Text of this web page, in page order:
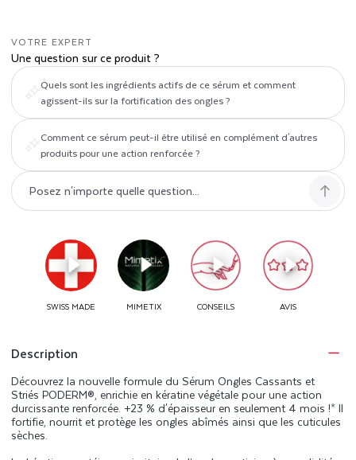
VOTRE EXPERT
Une question sur ce produit ?
Quels sont les ingrédients actifs de ce sérum et comment
agissent-ils sur la fortification des ongles ?
Comment ce sérum peut-il être utilisé en complément d'autres
produits pour une action renforcée ?
Description
Découvrez la nouvelle formule du Sérum Ongles Cassants et
Striés PODERM®, enrichie en kératine végétale pour une action
durcissante renforcée. +23 % d'épaisseur en seulement 4 mois !* Il
fortifie, nourrit et protège les ongles abîmés ainsi que les cuticules
sèches.